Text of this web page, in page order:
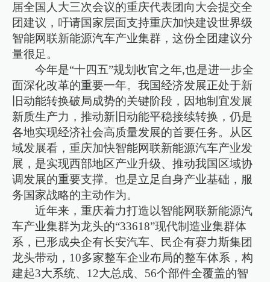
届全国人大三次会议的重庆代表团向大会提交全
团建议，吁请国家层面支持重庆加快建设世界级
智能网联新能源汽车产业集群，这份全团建议分
量很足。
今年是“十四五”规划收官之年,也是进一步全
面深化改革的重要一年。我国经济发展正处于新
旧动能转换破局成势的关键阶段，因地制宜发展
新质生产力，推动新旧动能平稳接续转换，仍是
各地实现经济社会高质量发展的首要任务。从区
域发展看，重庆加快智能网联新能源汽车产业发
展，是实现西部地区产业升级、推动我国区域协
调发展的重要支撑。也是立足自身产业基础，服
务国家战略的主动作为。
近年来，重庆着力打造以智能网联新能源汽
车产业集群为龙头的“33618”现代制造业集群体
系，已形成央企有长安汽车、民企有赛力斯集团
龙头带动，10多家整车企业布局的整车体系，构
建起3大系统、12大总成、56个部件全覆盖的智